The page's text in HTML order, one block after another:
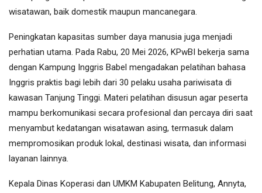
wisatawan, baik domestik maupun mancanegara.
Peningkatan kapasitas sumber daya manusia juga menjadi
perhatian utama. Pada Rabu, 20 Mei 2026, KPwBI bekerja sama
dengan Kampung Inggris Babel mengadakan pelatihan bahasa
Inggris praktis bagi lebih dari 30 pelaku usaha pariwisata di
kawasan Tanjung Tinggi. Materi pelatihan disusun agar peserta
mampu berkomunikasi secara profesional dan percaya diri saat
menyambut kedatangan wisatawan asing, termasuk dalam
mempromosikan produk lokal, destinasi wisata, dan informasi
layanan lainnya.
Kepala Dinas Koperasi dan UMKM Kabupaten Belitung, Annyta,